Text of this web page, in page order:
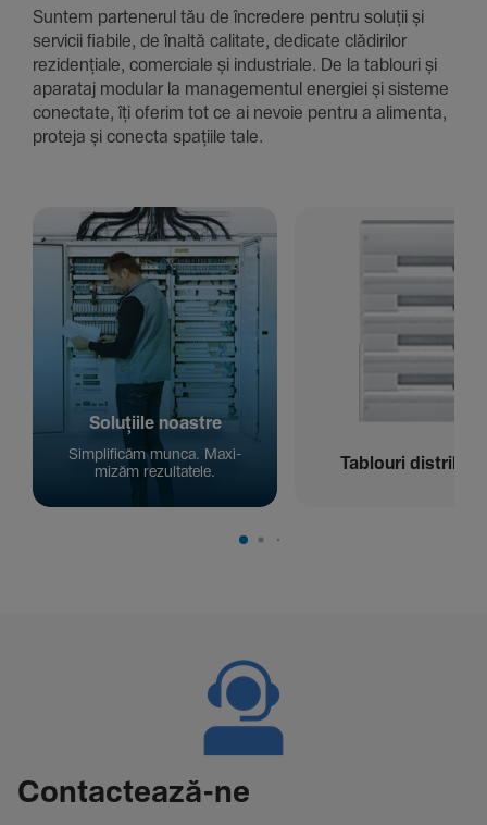
Suntem parte­nerul tău de încre­dere pentru soluții și
servicii fiabile, de înaltă cali­tate, dedi­cate clădi­rilor
rezi­den­țiale, comer­ciale și indus­triale. De la tablouri și
aparataj modular la managementul energiei și sisteme
conec­tate, îți oferim tot ce ai nevoie pentru a alimenta,
proteja și conecta spațiile tale.
Solu­țiile noastre
Simpli­ficăm munca. Maxi­
mizăm rezul­ta­tele.
Tablouri
Contac­tează-ne